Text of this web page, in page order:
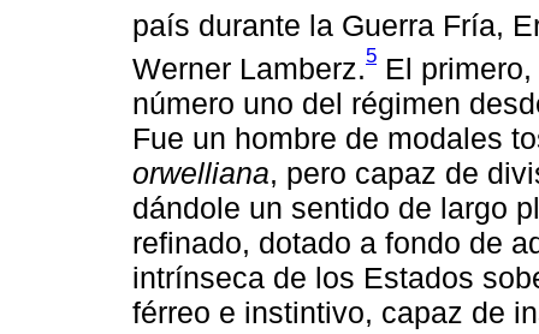
país durante la Guerra Fría,
Werner Lamberz.5 El
número uno del régimen
Fue un hombre de modales
orwelliana, pero capaz de
dándole un sentido de largo
refinado, dotado a fondo de
intrínseca de los Estados
férreo e instintivo, capaz de